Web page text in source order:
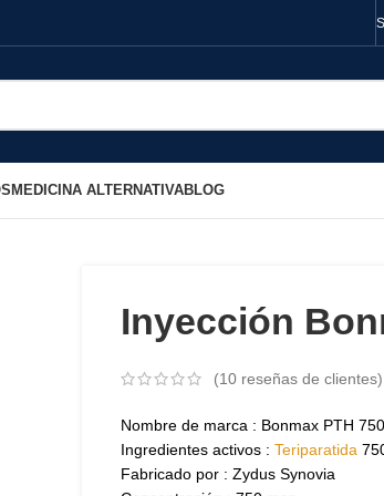
MEDICINA ALTERNATIVABLOG
Inyección
(10reseñas de clientes)
Nombre de marca : Bonmax PTH
Ingredientes activos : Teriparatida
Fabricado por : Zydus Synovia